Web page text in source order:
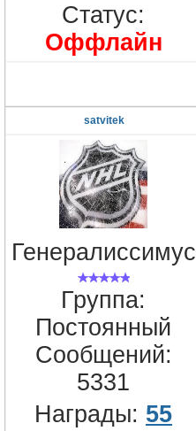
Статус:
Оффлайн
satvitek
Генералиссимус
Группа:
Постоянный
Сообщений:
5331
Награды: 55